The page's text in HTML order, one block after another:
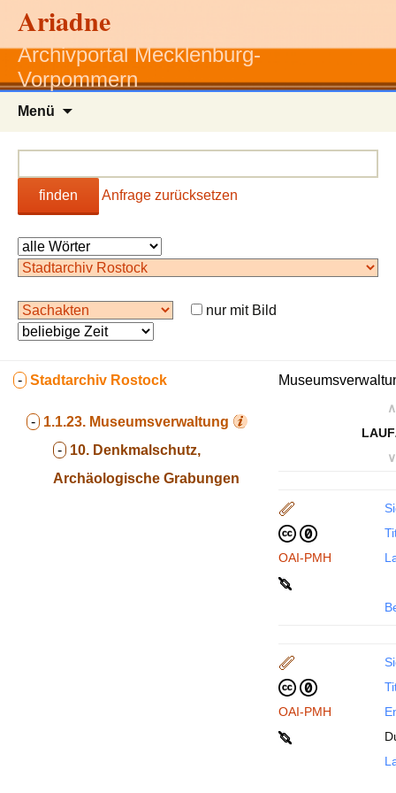
Ariadne
Archivportal Mecklenburg-
Vorpommern
Menü
finden Anfrage zurücksetzen
nur mit Bild
- Stadtarchiv Rostock
- 1.1.23. Museumsverwaltung
- 10. Denkmalschutz,
Archäologische Grabungen
∧
∨
OAI-PMH
OAI-PMH